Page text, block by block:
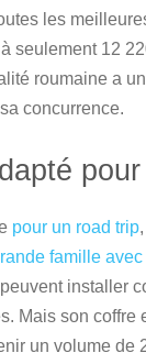
les
seulement 12
roumaine a
concurrence.
pour un road trip
famille
installer
Mais son coffre
un volume de